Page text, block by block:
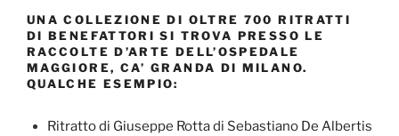
UNA COLLEZIONE DI OLTRE 700 RITRATTI
DI BENEFATTORI SI TROVA PRESSO LE
RACCOLTE D’ARTE DELL’OSPEDALE
MAGGIORE, CA’ GRANDA DI MILANO.
QUALCHE ESEMPIO:
Ritratto di Giuseppe Rotta di Sebastiano De Albertis